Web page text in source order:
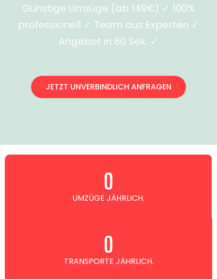
Günstige Umzüge (ab 149€) ✓ 100%
professionell ✓ Team aus Experten ✓
Angebot in 60 Sek. ✓
JETZT UNVERBINDLICH ANFRAGEN
UMZÜGE JÄHRLICH.
0
TRANSPORTE JÄHRLICH.
0